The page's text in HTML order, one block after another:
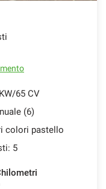
65 CV
(6)
colori pastello
5